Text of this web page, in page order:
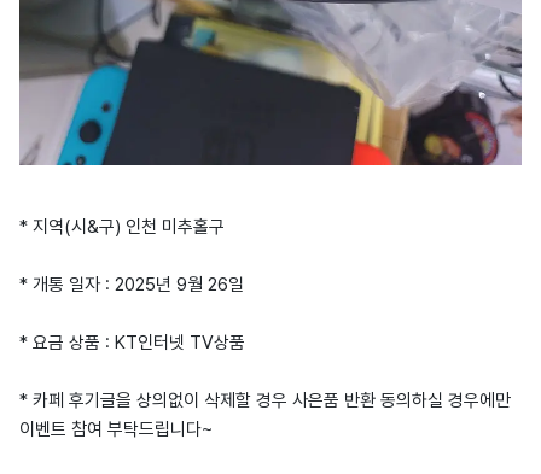
* 지역(시&구) 인천 미추홀구
* 개통 일자 : 2025년 9월 26일
* 요금 상품 : KT인터넷 TV상품
* 카페 후기글을 상의없이 삭제할 경우 사은품 반환 동의하실 경우에만
이벤트 참여 부탁드립니다~